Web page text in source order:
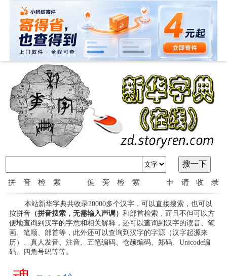
拼音检索 偏旁检索 申请收录
本站新华字典共收录20000多个汉字，可以直接搜索，也可以
按拼音（拼音搜索，无需输入声调） 和部首检索，而且不但可以方
便地查询到汉字的字意和相关解释，还可以查询到汉字的读音、笔
画、笔顺、部首等，此外还可以查询到汉字的字源（汉字起源来
历）、真人发音、注音、五笔编码、仓颉编码、郑码、Unicode编
码、四角号码等等。